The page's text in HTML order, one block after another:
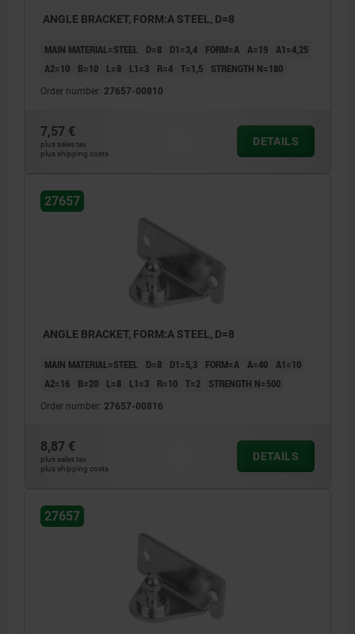
ANGLE BRACKET, FORM:A STEEL, D=8
MAIN MATERIAL=STEEL D=8 D1=3,4 FORM=A A=19 A1=4,25
A2=10
B=10 L=8 L1=3 R=4 T=1,5 STRENGTH N=180
Order number: 27657-00810
7,57 €
plus sales tax
plus shipping costs
DETAILS
27657
ANGLE BRACKET, FORM:A STEEL, D=8
MAIN MATERIAL=STEEL D=8 D1=5,3 FORM=A A=40 A1=10
A2=16
B=20 L=8 L1=3 R=10 T=2 STRENGTH N=500
Order number: 27657-00816
8,87 €
plus sales tax
plus shipping costs
DETAILS
27657